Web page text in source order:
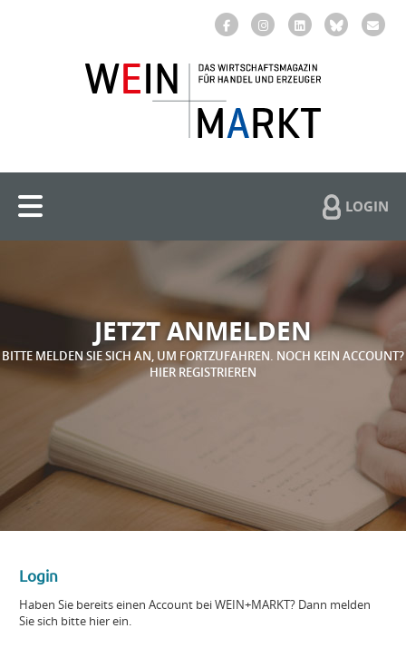
LOGIN
JETZT ANMELDEN
BITTE MELDEN SIE SICH AN, UM FORTZUFAHREN. NOCH KEIN ACCOUNT?
HIER REGISTRIEREN
Login
Haben Sie bereits einen Account bei WEIN+MARKT? Dann melden
Sie sich bitte hier ein.